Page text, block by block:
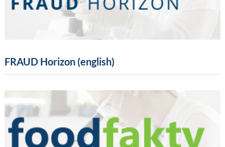
FRAUD Horizon (english)